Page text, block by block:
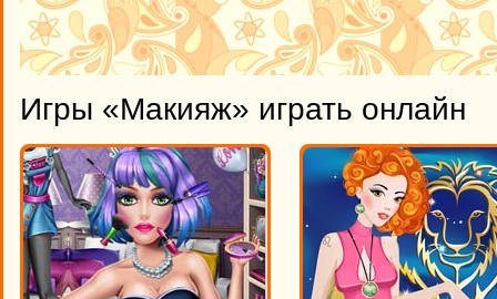
Игры «Макияж» играть онлайн